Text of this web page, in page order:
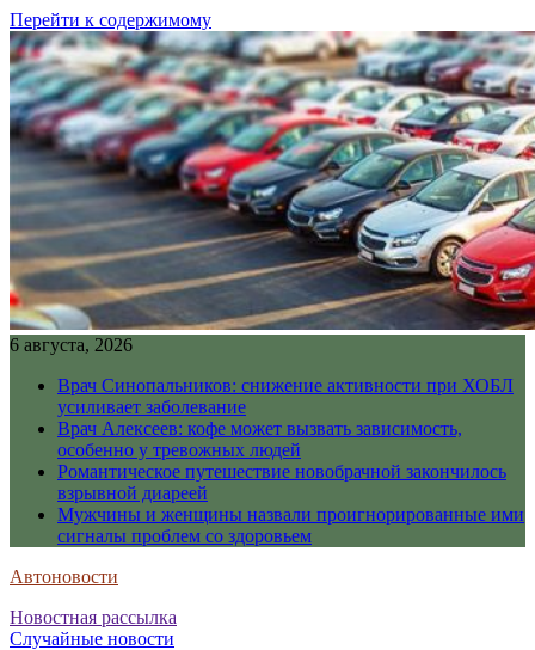
Перейти к содержимому
6 августа, 2026
Врач Синопальников: снижение активности при ХОБЛ
усиливает заболевание
Врач Алексеев: кофе может вызвать зависимость,
особенно у тревожных людей
Романтическое путешествие новобрачной закончилось
взрывной диареей
Мужчины и женщины назвали проигнорированные ими
сигналы проблем со здоровьем
Автоновости
Новостная рассылка
Случайные новости